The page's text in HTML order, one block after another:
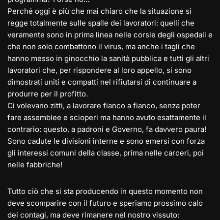
Perché oggi è più che mai chiaro che la situazione si
regge totalmente sulle spalle dei lavoratori: quelli che
veramente sono in prima linea nelle corsie degli ospedali e
che non solo combattono il virus, ma anche i tagli che
hanno messo in ginocchio la sanità pubblica e tutti gli altri
lavoratori che, per rispondere al loro appello, si sono
dimostrati uniti e compatti nel rifiutarsi di continuare a
produrre per il profitto.
Ci volevano zitti, a lavorare fianco a fianco, senza poter
fare assemblee e scioperi ma hanno avuto esattamente il
contrario: questo, a padroni e Governo, fa davvero paura!
Sono cadute le divisioni interne e sono emersi con forza
gli interessi comuni della classe, prima nelle carceri, poi
nelle fabbriche!
Tutto ciò che si sta producendo in questo momento non
deve scomparire con il futuro e speriamo prossimo calo
dei contagi, ma deve rimanere nel nostro vissuto: